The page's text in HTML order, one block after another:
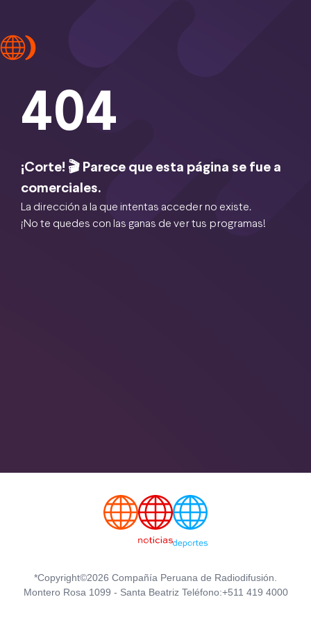
404
¡Corte! 🎬 Parece que esta página se fue a
comerciales.
La dirección a la que intentas acceder no existe.
¡No te quedes con las ganas de ver tus programas!
*Copyright©2026 Compañía Peruana de Radiodifusión.
Montero Rosa 1099 - Santa Beatriz Teléfono:+511 419 4000